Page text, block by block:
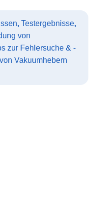
, Testergebnisse,
von
zur Fehlersuche & -
Vakuumhebern